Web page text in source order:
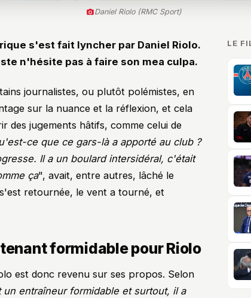
Daniel Riolo (RMC Sport)
s'est fait lyncher par Daniel Riolo.
n'hésite pas à faire son mea culpa.
journalistes, ou plutôt polémistes, en
sur la nuance et la réflexion, et cela
des jugements hâtifs, comme celui de
ce que ce gars-là a apporté au club ?
Il a un boulard intersidéral, c'était
ça", avait, entre autres, lâché le
retournée, le vent a tourné, et
formidable pour Riolo
est donc revenu sur ses propos. Selon
un entraîneur formidable et surtout, il a
LE